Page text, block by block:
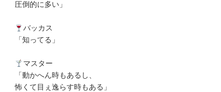
圧倒的に多い」
バッカス
「知ってる」
マスター
「動かへん時もあるし、
怖くて目ぇ逸らす時もある」